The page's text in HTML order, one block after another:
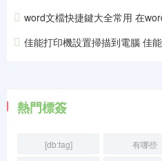
word文檔快捷鍵大全常用 在
佳能打印機設置掃描到電腦 佳
熱門標簽
[db:tag] 有哪些